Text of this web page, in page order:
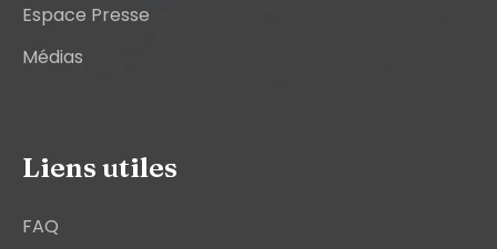
Espace Presse
Médias
Liens utiles
FAQ